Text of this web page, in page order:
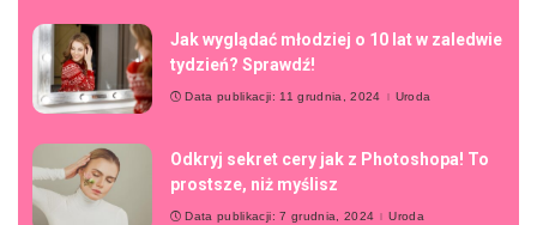
Jak wyglądać młodziej o 10 lat w zaledwie
tydzień? Sprawdź!
Data publikacji: 11 grudnia, 2024 Uroda
Odkryj sekret cery jak z Photoshopa! To
prostsze, niż myślisz
Data publikacji: 7 grudnia, 2024 Uroda